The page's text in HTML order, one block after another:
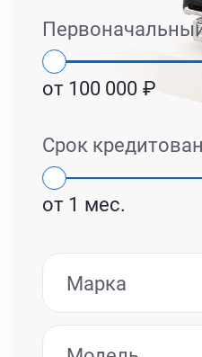
от 100 000 ₽
Срок
от 1 мес.
Марка